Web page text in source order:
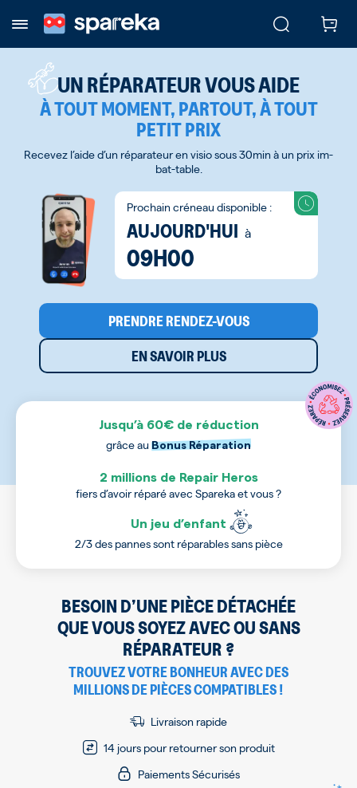
UN RÉPARATEUR VOUS AIDE
À TOUT MOMENT, PARTOUT, À TOUT
PETIT PRIX
Recevez l’aide d’un réparateur en visio sous 30min à un prix im-
bat-table.
Prochain créneau disponible :
AUJOURD'HUI à
09H00
PRENDRE RENDEZ-VOUS
EN SAVOIR PLUS
Jusqu’à 60€ de réduction
grâce au Bonus Réparation
2 millions de Repair Heros
fiers d’avoir réparé avec Spareka et vous ?
Un jeu d’enfant
2/3 des pannes sont réparables sans pièce
BESOIN D’UNE PIÈCE DÉTACHÉE
QUE VOUS SOYEZ AVEC OU SANS
RÉPARATEUR ?
TROUVEZ VOTRE BONHEUR AVEC DES
MILLIONS DE PIÈCES COMPATIBLES !
Livraison rapide
14 jours pour retourner son produit
Paiements Sécurisés